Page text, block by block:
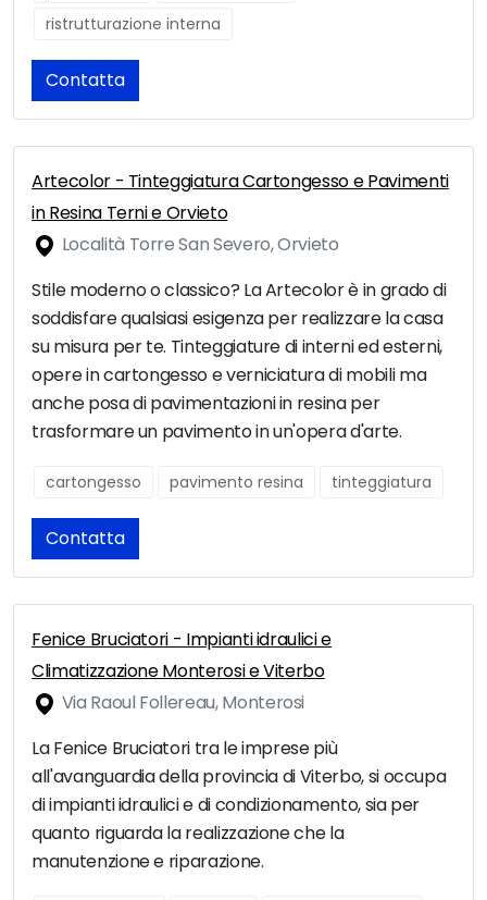
ristrutturazione interna
Contatta
Artecolor - Tinteggiatura Cartongesso e Pavimenti
in Resina Terni e Orvieto
Località Torre San Severo, Orvieto
Stile moderno o classico? La Artecolor è in grado di
soddisfare qualsiasi esigenza per realizzare la casa
su misura per te. Tinteggiature di interni ed esterni,
opere in cartongesso e verniciatura di mobili ma
anche posa di pavimentazioni in resina per
trasformare un pavimento in un'opera d'arte.
cartongesso pavimento resina tinteggiatura
Contatta
Fenice Bruciatori - Impianti idraulici e
Climatizzazione Monterosi e Viterbo
Via Raoul Follereau, Monterosi
La Fenice Bruciatori tra le imprese più
all'avanguardia della provincia di Viterbo, si occupa
di impianti idraulici e di condizionamento, sia per
quanto riguarda la realizzazione che la
manutenzione e riparazione.